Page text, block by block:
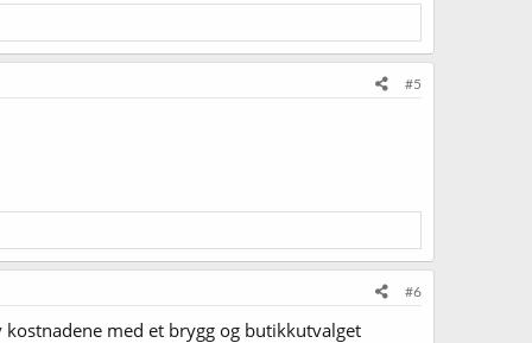
#5
#6
med et brygg og butikkutvalget